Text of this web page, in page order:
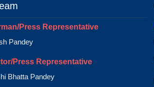
Press Representative
Pandey
Press Representative
Bhatta Pandey